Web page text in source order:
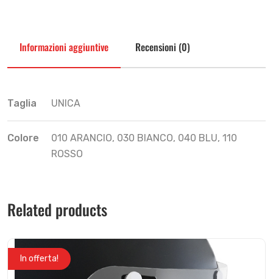
Informazioni aggiuntive Recensioni (0)
Taglia UNICA
Colore
010 ARANCIO, 030 BIANCO, 040 BLU, 110
ROSSO
Related products
In offerta!